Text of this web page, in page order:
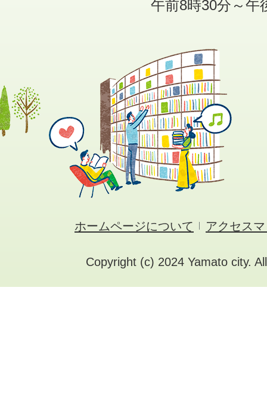
午前8時30分～午
ホームページについて アクセス
Copyright (c) 2024 Yamato city.